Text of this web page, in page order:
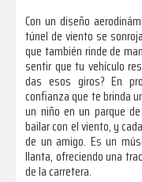
Con un diseño
túnel de viento se
que también rinde de
sentir que tu vehículo
das esos giros? En
confianza que te brinda
un niño en un parque
bailar con el viento, y
de un amigo. Es un
llanta, ofreciendo una
de la carretera.